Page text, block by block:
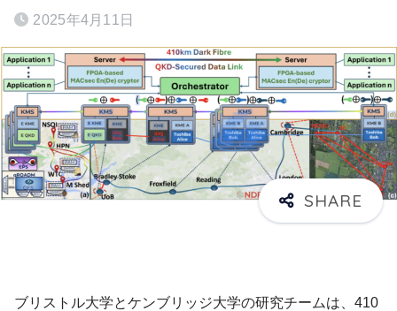
2025年4月11日
ブリストル大学とケンブリッジ大学の研究チームは、410